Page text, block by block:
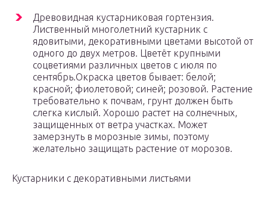
Древовидная кустарниковая гортензия.
Лиственный многолетний кустарник с
ядовитыми, декоративными цветами высотой от
одного до двух метров. Цветёт крупными
соцветиями различных цветов с июля по
сентябрь.Окраска цветов бывает: белой;
красной; фиолетовой; синей; розовой. Растение
требовательно к почвам, грунт должен быть
слегка кислый. Хорошо растет на солнечных,
защищенных от ветра участках. Может
замерзнуть в морозные зимы, поэтому
желательно защищать растение от морозов.
Кустарники с декоративными листьями